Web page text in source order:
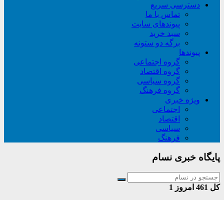
دسترسی سریع
تماس با ما
پیوندهای سایت
سبد خريد
برگه دو ستونه
پیوندها
گروه اجتماعی
گروه اقتصاد
گروه سیاسی
گروه فرهنگ
ویژه خبری
اجتماعی
اقتصاد
سیاسی
فرهنگ
پایگاه خبری نسام
کل امروز 1